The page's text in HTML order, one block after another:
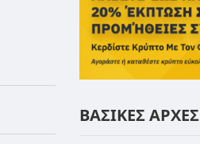
ΒΑΣΙΚΕΣ ΑΡΧΕΣ